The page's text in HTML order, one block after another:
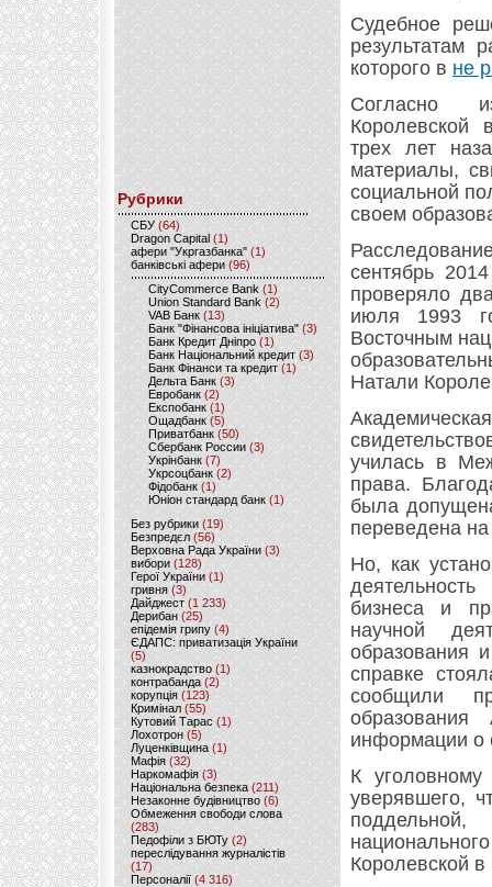
Рубрики
CБУ (64)
Dragon Capital (1)
афери "Укргазбанка" (1)
банківські афери (96)
CityCommerce Bank (1)
Union Standard Bank (2)
VAB Банк (13)
Банк "Фінансова ініціатива" (3)
Банк Кредит Дніпро (1)
Банк Національний кредит (3)
Банк Фінанси та кредит (1)
Дельта Банк (3)
Евробанк(2)
Експобанк (1)
Ощадбанк(5)
Приватбанк (50)
Сбербанк России (3)
Укрінбанк(7)
Укрсоцбанк (2)
Фідобанк (1)
Юніон стандард банк(1)
Без рубрики (19)
Безпредєл(56)
Верховна Рада України (3)
вибори(128)
Герої України(1)
гривня (3)
Дайджест (1 233)
Дерибан (25)
епідемія грипу (4)
ЄДАПС: приватизація України
(5)
казнокрадство (1)
контрабанда (2)
корупція (123)
Кримінал (55)
Кутовий Тарас (1)
Лохотрон(5)
Луценківщина (1)
Мафія (32)
Наркомафія (3)
Національна безпека (211)
Незаконне будівництво(6)
Обмеження свободи слова
(283)
Педофіли з БЮТу (2)
переслідування журналістів
(17)
Персоналії (4 316)
Судебное
результатам
которого в не
Согласно
Королевской
трех лет
материалы,
социальной
своем
сентябрь
проверяло
июля 1993
Восточным
Натали
училась в
права.
была
переведена
Но, как
бизнеса и
научной
образования
справке
сообщили
образования
информации о
К
уверявшего,
Королевской